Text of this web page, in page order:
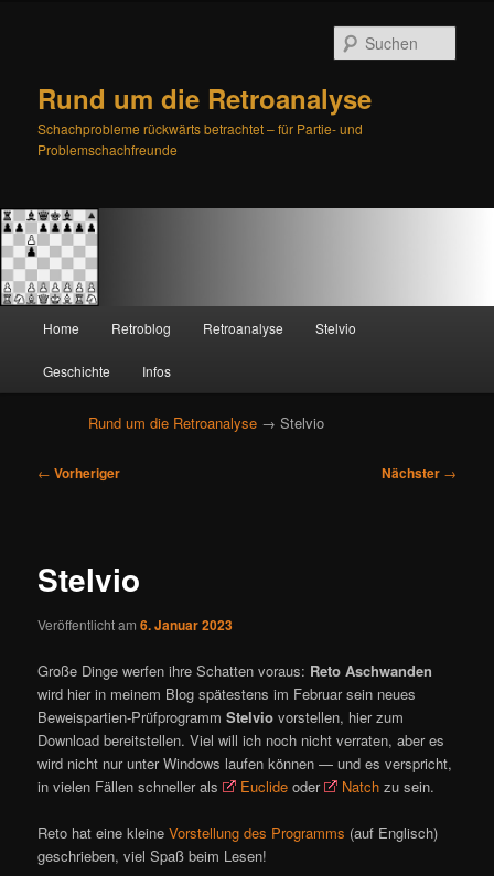
Rund um die Retroanalyse
Schachprobleme rückwärts betrachtet – für Partie- und
Problemschachfreunde
Zum
primären
Inhalt
springen
Zum
sekundären
Inhalt
springen
Home Retroblog Retroanalyse Stelvio
Geschichte Infos
Rund um die Retroanalyse → Stelvio
B
a
s
a
v
i
g
a
t
o
n
← Vorheriger Nächster →
Stelvio
Veröffentlicht am6. Januar 2023
Große Dinge werfen ihre Schatten voraus: Reto Aschwanden
wird hier in meinem Blog spätestens im Februar sein neues
Beweispartien-PrüfprogrammStelvio vorstellen, hier zum
Download bereitstellen. Viel will ich noch nicht verraten, aber es
wird nicht nur unter Windows laufen können — und es verspricht,
in vielen Fällen schneller als
Euclide oder Natch zu sein.
Reto hat eine kleineVorstellung des Programms (auf Englisch)
geschrieben, viel Spaß beim Lesen!